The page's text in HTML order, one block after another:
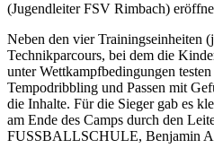
(Jugendleiter FSV Rimbach)
Neben den vier Trainingseinheiten
Technikparcours, bei dem die
unter Wettkampfbedingungen
Tempodribbling und Passen mit
die Inhalte. Für die Sieger gab es
am Ende des Camps durch den
FUSSBALLSCHULE, Benjamin